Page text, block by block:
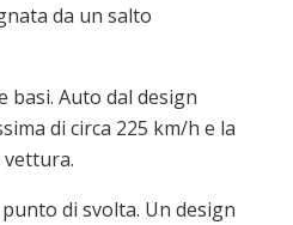
da un salto
basi. Auto dal design
di circa 225 km/h e la
vettura.
di svolta. Un design